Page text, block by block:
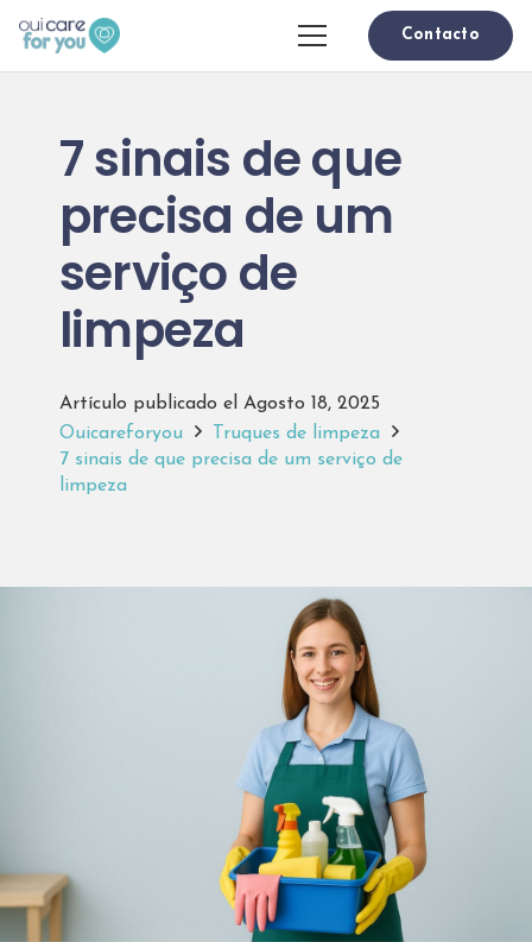
Contacto
7 sinais de que
precisa de um
serviço de
limpeza
Artículo publicado el Agosto 18, 2025
Ouicareforyou
Truques de limpeza
7 sinais de que precisa de um serviço de
limpeza